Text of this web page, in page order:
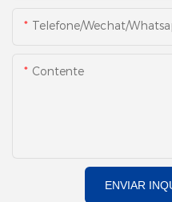
Telefone/Wechat/
Contente
ENVIAR